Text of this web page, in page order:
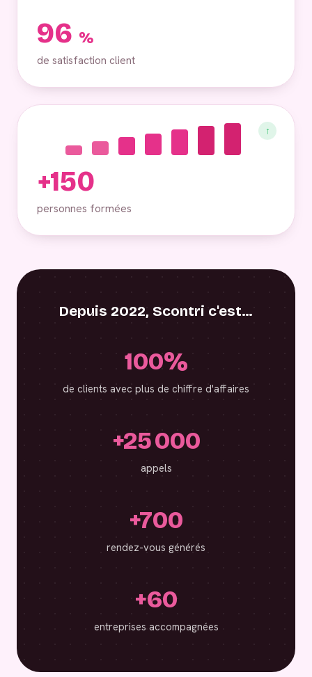
96 %
de satisfaction client
↑
+150
personnes formées
Depuis 2022, Scontri c'est…
100%
de clients avec plus de chiffre d'affaires
+25 000
appels
+700
rendez-vous générés
+60
entreprises accompagnées